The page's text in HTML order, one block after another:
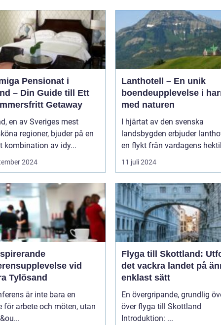
Pensionat i
– Din Guide till Ett
Getaway
en av Sveriges mest
regioner, bjuder på en
kombination av idy...
2024
Lanthotell – En unik
boendeupplevelse i
med naturen
I hjärtat av den svenska
landsbygden erbjuder
en flykt från vardagens
11 juli 2024
vid
Tylösand
är inte bara en
för arbete och möten, utan
Flyga till Skottland:
det vackra landet på
enklast sätt
En övergripande, grundlig
över flyga till Skottland
Introduktion: ...